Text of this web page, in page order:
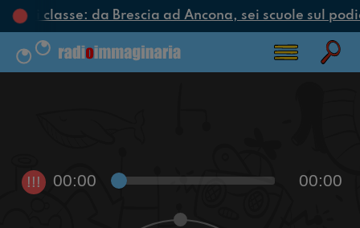
di classe: da Brescia ad Ancona, sei scuole sul
!!! 00:00 00:00